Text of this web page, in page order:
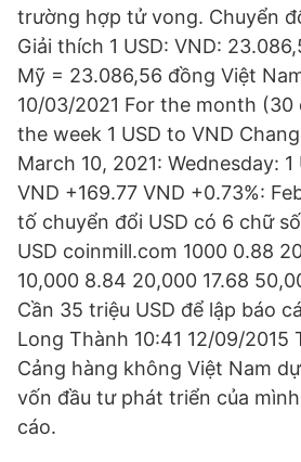
trường hợp tử vong. Chuyển
Giải thích 1 USD: VND:
Mỹ = 23.086,56 đồng Việt
10/03/2021 For the month (30
the week 1 USD to VND
March 10, 2021: Wednesday: 1
VND +169.77 VND +0.73%:
tố chuyển đổi USD có 6 chữ
USD coinmill.com 1000 0.88
10,000 8.84 20,000 17.68
Cần 35 triệu USD để lập báo
Long Thành 10:41 12/09/2015
Cảng hàng không Việt Nam
vốn đầu tư phát triển của
cáo.